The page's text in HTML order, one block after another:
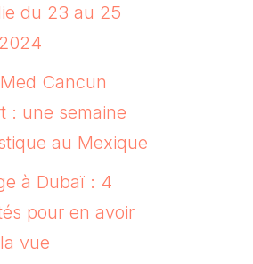
du 23 au 25
Cancun
: une semaine
au Mexique
à Dubaï : 4
pour en avoir
vue